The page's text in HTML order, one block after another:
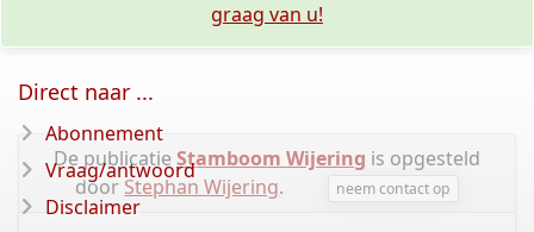
graag van u!
De publicatie Stamboom Wijering is opgesteld
door Stephan Wijering. neem contact op
Direct naar ...
Abonnement
Vraag/antwoord
Disclaimer